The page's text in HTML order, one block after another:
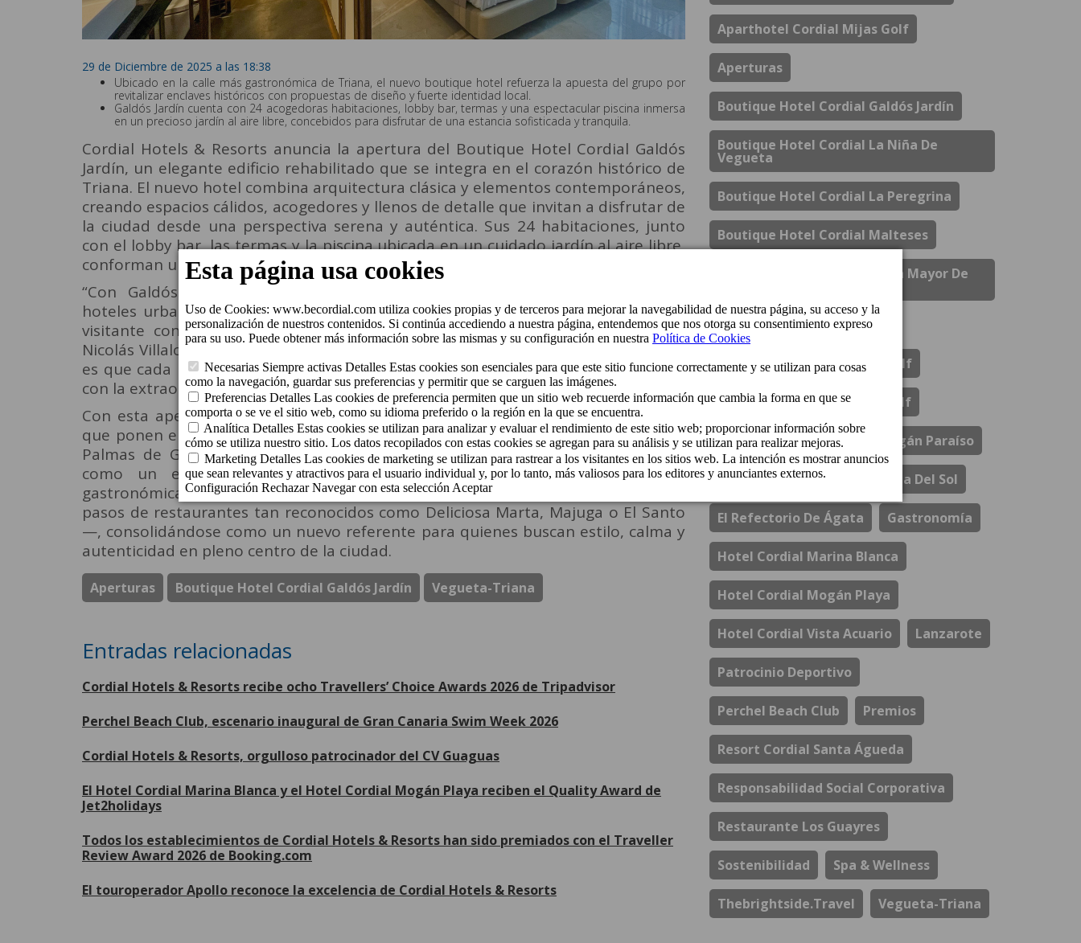
29 de Diciembre de 2025 a las 18:38
Ubicado en la calle más gastronómica de Triana, el nuevo boutique hotel refuerza la apuesta del grupo por
revitalizar enclaves históricos con propuestas de diseño y fuerte identidad local.
Galdós Jardín cuenta con 24 acogedoras habitaciones, lobby bar, termas y una espectacular piscina inmersa
en un precioso jardín al aire libre, concebidos para disfrutar de una estancia sofisticada y tranquila.
Cordial Hotels & Resorts anuncia la apertura del Boutique Hotel Cordial Galdós
Jardín, un elegante edificio rehabilitado que se integra en el corazón histórico de
Triana. El nuevo hotel combina arquitectura clásica y elementos contemporáneos,
creando espacios cálidos, acogedores y llenos de detalle que invitan a disfrutar de
la ciudad desde una perspectiva serena y auténtica. Sus 24 habitaciones, junto
con el lobby bar, las termas y la piscina ubicada en un cuidado jardín al aire libre,
conforman una propuesta pensada para el descanso y el bienestar del huésped.
“Con Galdós Jardín continuamos ampliando nuestra colección de boutique
hoteles urbanos, rehabilitando edificios singulares y poniéndolos al servicio del
visitante con el sello de cercanía y hospitalidad que nos caracteriza”, señaló
Nicolás Villalobos, director general de Cordial Hotels & Resorts. “Nuestro objetivo
es que cada huésped viva una experiencia auténtica, conectada con el entorno y
con la extraordinaria vida gastronómica y cultural de Triana”, añadió.
Con esta apertura, Cordial Hotels & Resorts refuerza su apuesta por proyectos
que ponen en valor el patrimonio urbano y enriquecen la oferta hotelera de Las
Palmas de Gran Canaria. El Boutique Hotel Cordial Galdós Jardín se presenta
como un espacio icónico y sofisticado, rodeado de la vibrante oferta
gastronómica, cultural y comercial del entorno de Triana-Vegueta —a pocos
pasos de restaurantes tan reconocidos como Deliciosa Marta, Majuga o El Santo
—, consolidándose como un nuevo referente para quienes buscan estilo, calma y
autenticidad en pleno centro de la ciudad.
Aperturas Boutique Hotel Cordial Galdós Jardín Vegueta-Triana
Entradas relacionadas
Cordial Hotels & Resorts recibe ocho Travellers’ Choice Awards 2026 de Tripadvisor
Perchel Beach Club, escenario inaugural de Gran Canaria Swim Week 2026
Cordial Hotels & Resorts, orgulloso patrocinador del CV Guaguas
El Hotel Cordial Marina Blanca y el Hotel Cordial Mogán Playa reciben el Quality Award de
Jet2holidays
Todos los establecimientos de Cordial Hotels & Resorts han sido premiados con el Traveller
Review Award 2026 de Booking.com
El touroperador Apollo reconoce la excelencia de Cordial Hotels & Resorts
Aparthotel Cordial Mijas Golf
Aperturas
Boutique Hotel Cordial Galdós Jardín
Boutique Hotel Cordial La Niña De
Vegueta
Boutique Hotel Cordial La Peregrina
Boutique Hotel Cordial Malteses
Boutique Hotel Cordial Plaza Mayor De
Bungalows Cordial Biarritz
Bungalows Cordial Green Golf
Bungalows Cordial Sandy Golf
Comunicados Cordial Mogán Paraíso
Cordial Mogán Solaz Costa Del Sol
El Refectorio De Ágata Gastronomía
Hotel Cordial Marina Blanca
Hotel Cordial Mogán Playa
Hotel Cordial Vista Acuario Lanzarote
Patrocinio Deportivo
Perchel Beach Club Premios
Resort Cordial Santa Águeda
Responsabilidad Social Corporativa
Restaurante Los Guayres
Sostenibilidad Spa & Wellness
Thebrightside.travel Vegueta-Triana